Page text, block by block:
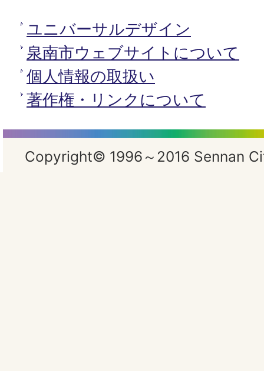
ユニバーサルデザイン
泉南市ウェブサイトについて
個人情報の取扱い
著作権・リンクについて
Copyright© 1996～2016 Sennan